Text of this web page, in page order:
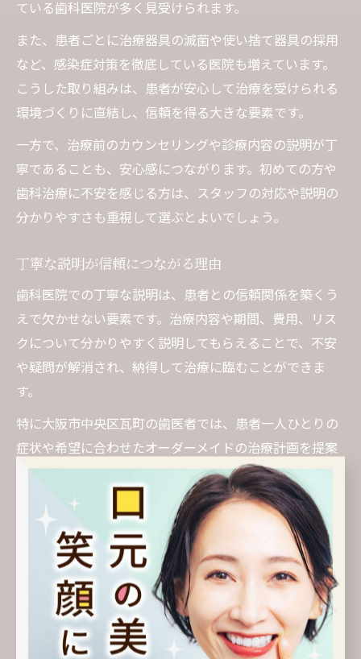
ている歯科医院が多く見受けられます。
また、患者ごとに治療器具の滅菌や使い捨て器具の採用
など、感染症対策を徹底している医院も増えています。
こうした取り組みは、患者が安心して治療を受けられる
環境づくりに直結し、信頼を得る大きな要素です。
一方で、治療前のカウンセリングや診療内容の説明が丁
寧であることも、安心感につながります。初めての方や
歯科治療に不安を感じる方は、スタッフの対応や説明の
分かりやすさも重視して選ぶとよいでしょう。
丁寧な説明が信頼につながる理由
歯科医院での丁寧な説明は、患者との信頼関係を築くう
えで欠かせない要素です。治療内容や期間、費用、リス
クについて分かりやすく説明してもらえることで、不安
や疑問が解消され、納得して治療に臨むことができま
す。
特に大阪市中央区瓦町の歯医者では、患者一人ひとりの
症状や希望に合わせたオーダーメイドの治療計画を提案
するケースが増えています。これにより、治療後のトラ
ブルやミスマッチを防ぎ、長期的な口腔ケアにつなげる
ことが可能です。
注意点として、説明が不十分な場合や疑問が残る場合
は、遠慮せず追加の質問をしましょう。信頼できる歯科
医院ほど、患者の質問に丁寧に答えてくれる傾向があり
ます。納得できるまで説明を受ける姿勢が、結果的に満
足度の高い治療につながります。